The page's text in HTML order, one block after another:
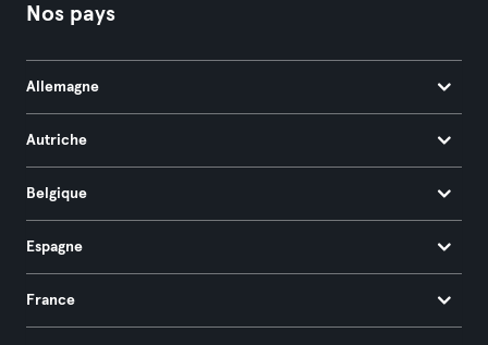
Nos pays
Allemagne
Autriche
Belgique
Espagne
France